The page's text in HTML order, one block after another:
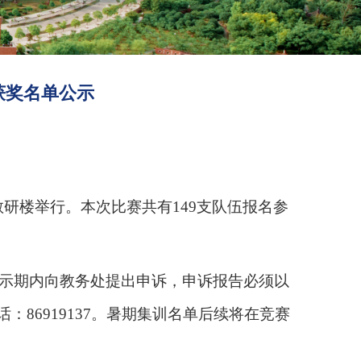
奖名单公示
研楼举行。本次比赛共有149支队伍报名参
期内向教务处提出申诉，申诉报告必须以
： 86919137。暑期集训名单后续将在竞赛